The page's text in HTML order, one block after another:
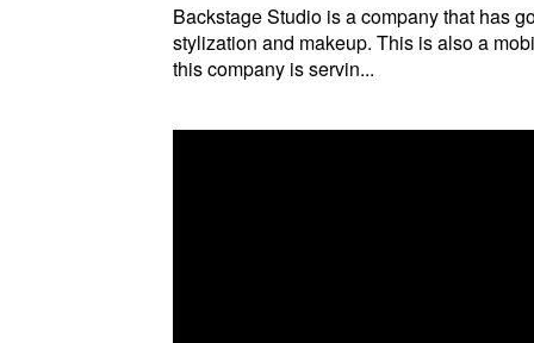
Backstage Studio is a company that has
stylization and makeup. This is also a
this company is servin...